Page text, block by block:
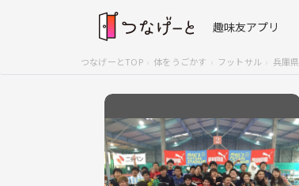
趣味友アプリ
つなげーとTOP 体をうごかす フットサル 兵庫県